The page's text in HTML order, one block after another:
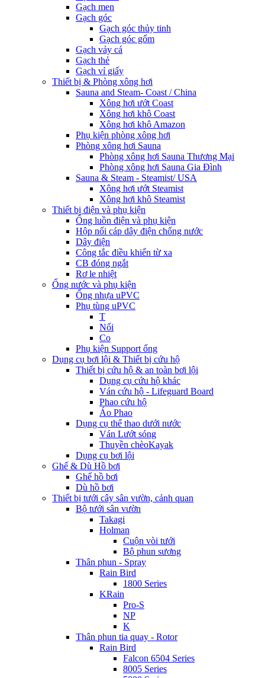
Gạch men
Gạch góc
Gạch góc thủy tinh
Gạch góc gốm
Gạch vảy cá
Gạch thẻ
Gạch vỉ giấy
Thiết bị & Phòng xông hơi
Sauna and Steam- Coast / China
Xông hơi ướt Coast
Xông hơi khô Coast
Xông hơi khô Amazon
Phụ kiện phòng xông hơi
Phòng xông hơi Sauna
Phòng xông hơi Sauna Thương Mại
Phòng xông hơi Sauna Gia Đình
Sauna & Steam - Steamist/ USA
Xông hơi ướt Steamist
Xông hơi khô Steamist
Thiết bị điện và phụ kiện
Ống luồn điện và phụ kiện
Hộp nối cáp dây điện chống nước
Dây điện
Công tắc điều khiển từ xa
CB đóng ngắt
Rơ le nhiệt
Ống nước và phụ kiện
Ống nhựa uPVC
Phụ tùng uPVC
T
Nối
Co
Phụ kiện Support ống
Dụng cụ bơi lội & Thiết bị cứu hộ
Thiết bị cứu hộ & an toàn bơi lội
Dụng cụ cứu hộ khác
Ván cứu hộ - Lifeguard Board
Phao cứu hộ
Áo Phao
Dụng cụ thể thao dưới nước
Ván Lướt sóng
Thuyền chèoKayak
Dụng cụ bơi lội
Ghế & Dù Hồ bơi
Ghế hồ bơi
Dù hồ bơi
Thiết bị tưới cây sân vườn, cảnh quan
Bộ tưới sân vườn
Takagi
Holman
Cuộn vòi tưới
Bộ phun sương
Thân phun - Spray
Rain Bird
1800 Series
KRain
Pro-S
NP
K
Thân phun tia quay - Rotor
Rain Bird
Falcon 6504 Series
8005 Series